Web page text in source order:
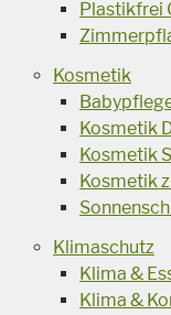
Plastikfrei
Kosmetik
Kosmetik
Kosmetik
Kosmetik
Klimaschutz
Klima &
Klima &